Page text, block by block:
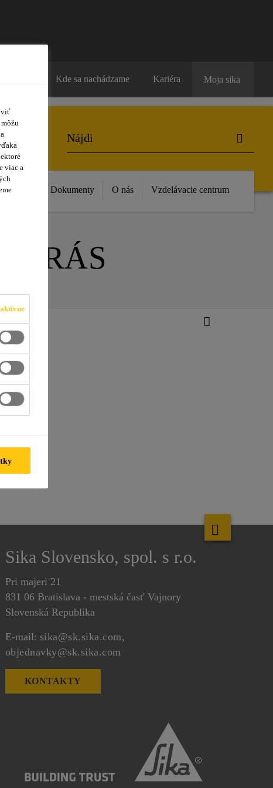
Kde sa nachádzame Kariéra Moja sika
Novinky Dokumenty O nás Vzdelávacie centrum
Sika Slovensko, spol. s r.o.
Pri majeri 21
831 06 Bratislava - mestská časť Vajnory
Slovenská Republika
E-mail: sika@sk.sika.com,
objednavky@sk.sika.com
KONTAKTY
viac a